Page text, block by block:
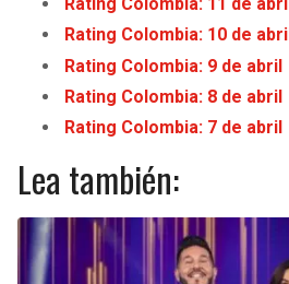
Rating Colombia: 10 de abril
Rating Colombia: 9 de abril
Rating Colombia: 8 de abril
Rating Colombia: 7 de abril
Lea también: